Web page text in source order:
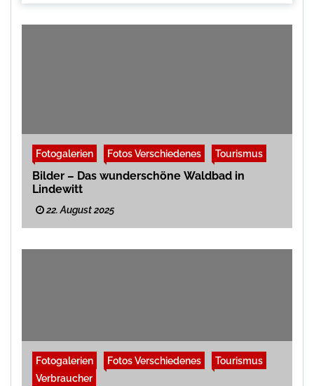
Fotogalerien Fotos Verschiedenes Tourismus
Bilder – Das wunderschöne Waldbad in
Lindewitt
22. August 2025
Fotogalerien Fotos Verschiedenes
Tourismus
Verbraucher